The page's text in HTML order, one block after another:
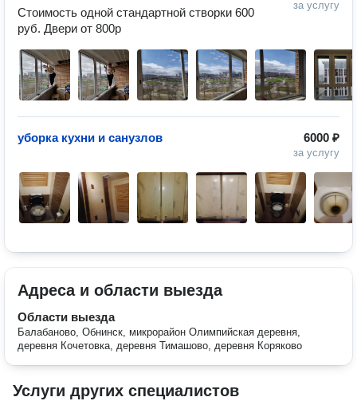
за услугу
Стоимость одной стандартной створки 600
руб. Двери от 800р
6000 ₽
за услугу
уборка кухни и санузлов
Адреса и области выезда
Области выезда
Балабаново, Обнинск, микрорайон Олимпийская деревня,
деревня Кочетовка, деревня Тимашово, деревня Коряково
Услуги других специалистов